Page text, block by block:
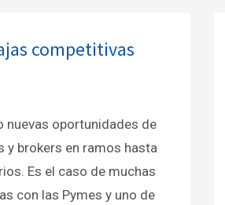
competitivas
nuevas oportunidades de
y brokers en ramos hasta
Es el caso de muchas
con las Pymes y uno de